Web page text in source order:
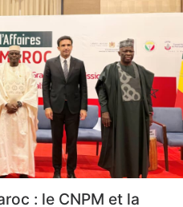
: le CNPM et la